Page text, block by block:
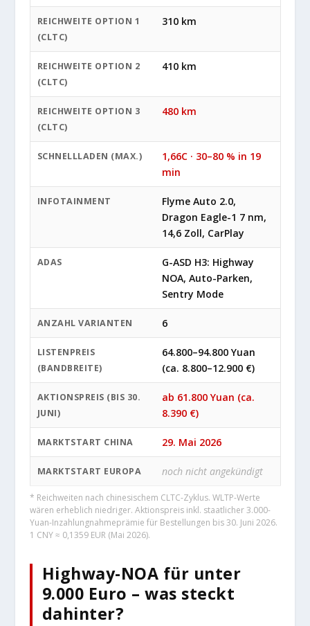
REICHWEITE OPTION 1
(CLTC)
310 km
REICHWEITE OPTION 2
(CLTC)
410 km
REICHWEITE OPTION 3
(CLTC)
480 km
SCHNELLLADEN (MAX.)
1,66C · 30–80 % in 19
min
INFOTAINMENT
Flyme Auto 2.0,
Dragon Eagle-1 7 nm,
14,6 Zoll, CarPlay
ADAS
G-ASD H3: Highway
NOA, Auto-Parken,
Sentry Mode
ANZAHL VARIANTEN 6
LISTENPREIS
(BANDBREITE)
64.800–94.800 Yuan
(ca. 8.800–12.900 €)
AKTIONSPREIS (BIS 30.
JUNI)
ab 61.800 Yuan (ca.
8.390 €)
MARKTSTART CHINA 29. Mai 2026
MARKTSTART EUROPA noch nicht angekündigt
* Reichweiten nach chinesischem CLTC-Zyklus. WLTP-Werte
wären erheblich niedriger. Aktionspreis inkl. staatlicher 3.000-
Yuan-Inzahlungnahmeprämie für Bestellungen bis 30. Juni 2026.
1 CNY ≈ 0,1359 EUR (Mai 2026).
Highway-NOA für unter
9.000 Euro – was steckt
dahinter?